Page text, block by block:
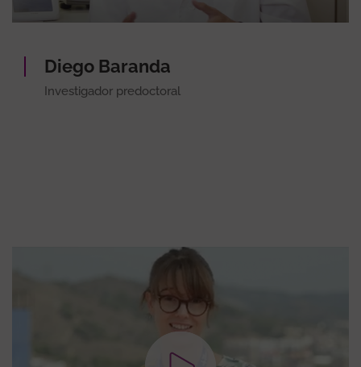
Diego Baranda
Investigador predoctoral